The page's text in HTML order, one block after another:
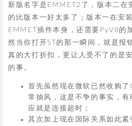
新版名字是EMMET2了，版本二在
的比版本一好太多了；版本一在安
EMMET插件本身，还需要PyV8的
然当你打开ST的那一瞬间，就是报
真的大打折扣，更让人受不了的是
的事。
首先虽然现在微软已然收购
常抽风，这是不争的事实，
应就是连接超时；
其次加上现在国际关系如此